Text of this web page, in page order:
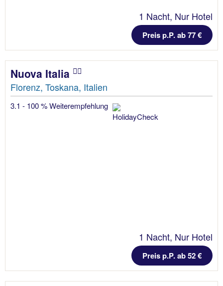
1 Nacht, Nur Hotel
Preis p.P. ab 77 €
Nuova Italia
Florenz, Toskana, Italien
3.1 - 100 % Weiterempfehlung
1 Nacht, Nur Hotel
Preis p.P. ab 52 €